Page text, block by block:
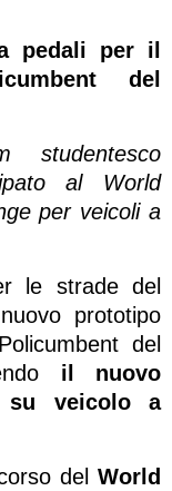
pedali per il
del
al World
per veicoli a
le strade del
prototipo
del
il nuovo
su veicolo a
del World